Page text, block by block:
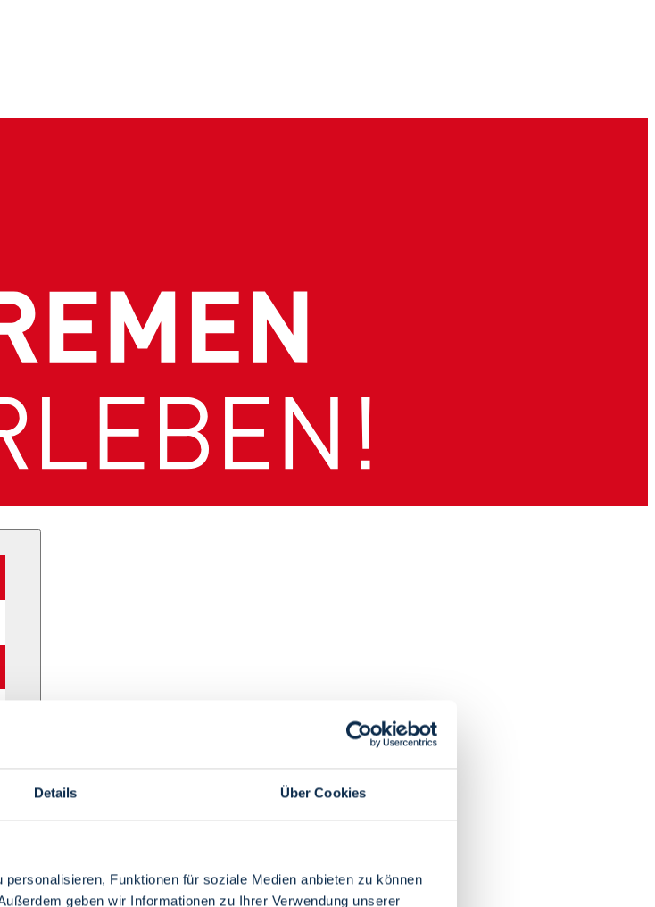
Details Über Cookies
Funktionen für soziale Medien anbieten zu können
geben wir Informationen zu Ihrer Verwendung unserer